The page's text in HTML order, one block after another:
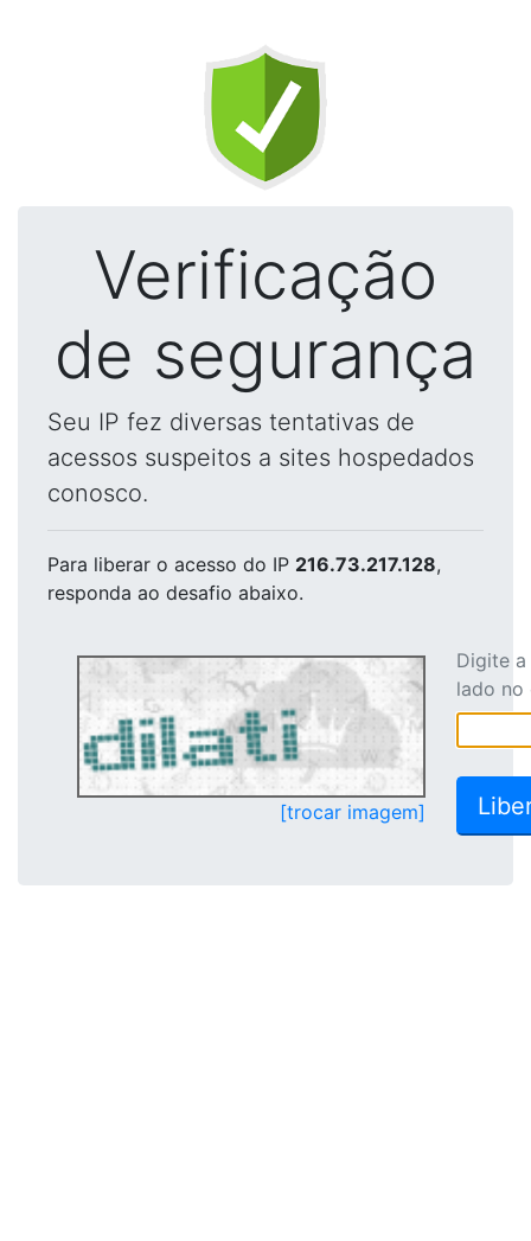
Verificação
de segurança
Seu IP fez diversas tentativas de
acessos suspeitos a sites hospedados
conosco.
Para liberar o acesso do IP 216.73.217.128,
responda ao desafio abaixo.
[trocar imagem]
Digite
lado no